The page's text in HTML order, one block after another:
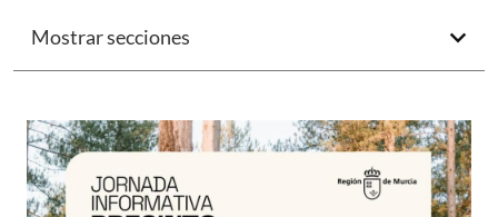
Mostrar secciones arrow_forward_ios